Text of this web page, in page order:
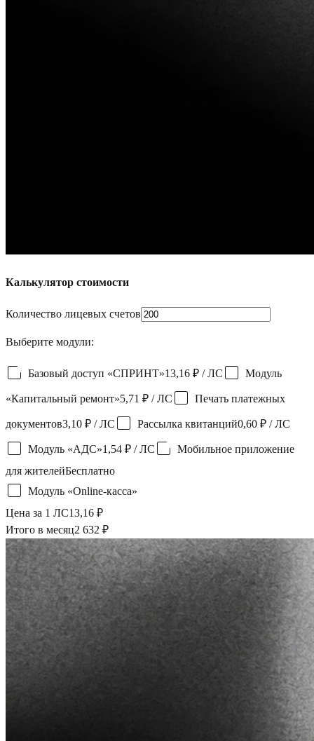
Калькулятор стоимости
Количество лицевых счетов
Выберите модули:
Базовый доступ «СПРИНТ»13,16 ₽ / ЛС Модуль
«Капитальный ремонт»5,71 ₽ / ЛС Печать платежных
документов3,10 ₽ / ЛС Рассылка квитанций0,60 ₽ / ЛС
Модуль «АДС»1,54 ₽ / ЛС
Мобильное приложение
для жителейБесплатно
Модуль «Online-касса»
Цена за 1 ЛС13,16 ₽
Итого в месяц2 632 ₽